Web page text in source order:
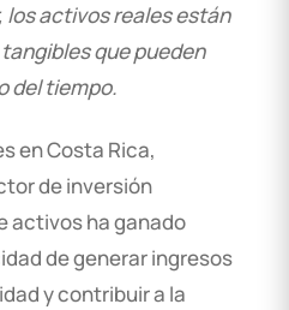
activos reales están
que pueden
del tiempo.
en Costa Rica,
de inversión
activos ha ganado
de generar ingresos
y contribuir a la